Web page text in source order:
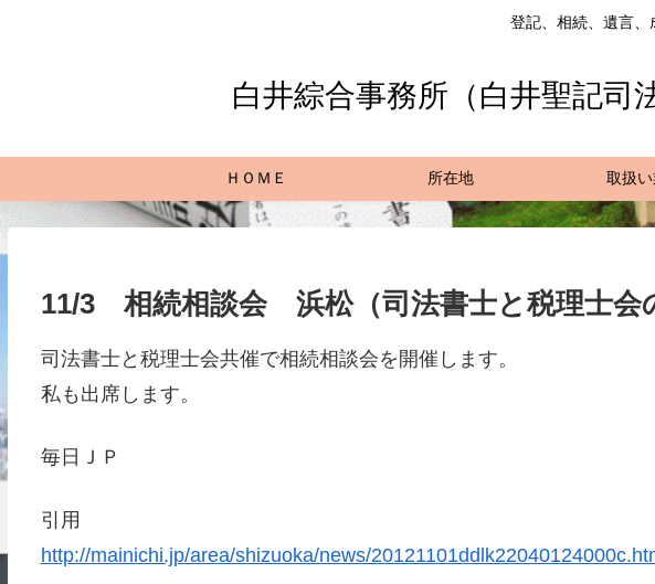
登記、相続、遺言
白井綜合事務所（白井聖記司
ＨＯＭＥ 所在地 取扱
11/3 相続相談会 浜松（司法書士と税理士会
司法書士と税理士会共催で相続相談会を開催します。
私も出席します。
毎日ＪＰ
引用
http://mainichi.jp/area/shizuoka/news/